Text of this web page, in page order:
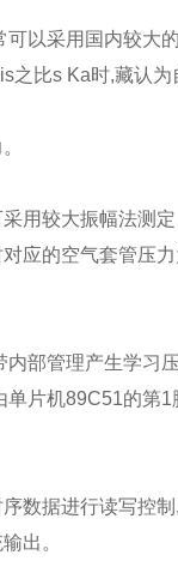
以采用国内较大
之比s Ka时,藏认为
用较大振幅法测
应的空气套管压力
内部管理产生学习
单片机89C51的第
数据进行读写控
出。